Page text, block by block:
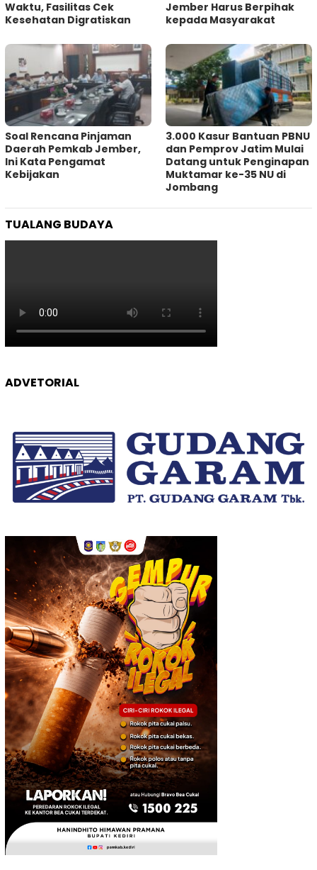
Waktu, Fasilitas Cek
Kesehatan Digratiskan
Jember Harus Berpihak
kepada Masyarakat
‎Soal Rencana Pinjaman
Daerah Pemkab Jember,
Ini Kata Pengamat
Kebijakan ‎
3.000 Kasur Bantuan PBNU
dan Pemprov Jatim Mulai
Datang untuk Penginapan
Muktamar ke-35 NU di
Jombang
TUALANG BUDAYA
ADVETORIAL